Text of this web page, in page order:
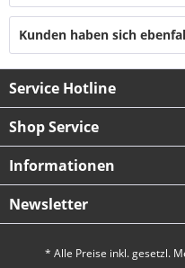
Kunden haben sich
Service Hotline
Shop Service
Informationen
Newsletter
* Alle Preise inkl. gesetzl.